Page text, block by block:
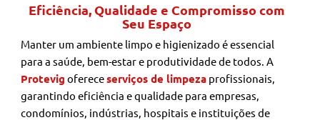
Eficiência, Qualidade e Compromisso com
Seu Espaço
Manter um ambiente limpo e higienizado é essencial
para a saúde, bem-estar e produtividade de todos. A
Protevig ofereceserviços de limpeza profissionais,
garantindo eficiência e qualidade para empresas,
condomínios, indústrias, hospitais e instituições de